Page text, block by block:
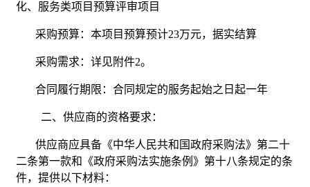
化、服务类项目预算评审项目
采购预算：本项目预算预计23万元，据实结算
采购需求：详见附件2。
合同履行期限：合同规定的服务起始之日起一年
二、供应商的资格要求：
供应商应具备《中华人民共和国政府采购法》第二十
二条第一款和《政府采购法实施条例》第十八条规定的条
件，提供以下材料：